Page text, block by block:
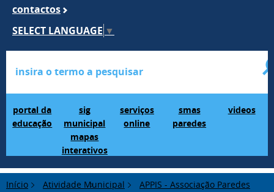
contactos
SELECT LANGUAGE ▼
portal da
educação
sig
municipal
mapas
interativos
serviços
online
smas
paredes
videos
Início Atividade Municipal
APPIS - Associação Paredes